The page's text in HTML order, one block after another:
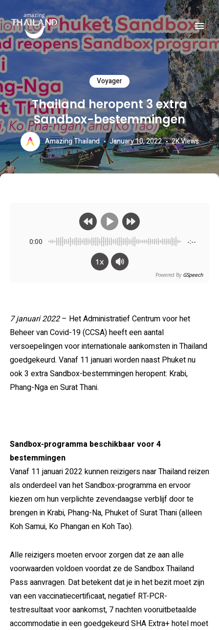
AMAZING THAILAND
Officiële website van de Toeristische Autoriteit van Thailand.
Voyager
Thailand heropent 3 extra
Sandbox-bestemmingen
Amazing Thailand January 10, 2022 2KViews
0:00 -:--
1x
Powered By GSpeech
7 januari 2022– Het Administratief Centrum voor het
Beheer van Covid-19 (CCSA) heeft een aantal
versoepelingen voor internationale aankomsten in Thailand
goedgekeurd. Vanaf 11 januari worden naast Phuket nu
ook 3 extra Sandbox-bestemmingen heropent: Krabi,
Phang-Nga en Surat Thani.
Sandbox-programma beschikbaar voor 4
bestemmingen
Vanaf 11 januari 2022 kunnen reizigers naar Thailand reizen
als onderdeel van het Sandbox-programma en ervoor
kiezen om hun verplichte zevendaagse verblijf door te
brengen in Krabi, Phang-Na, Phuket of Surat Thani (alleen
Koh Samui, Ko Phangan en Koh Tao).
Alle reizigers moeten ervoor zorgen dat ze aan alle
voorwaarden voldoen voordat ze de Sandbox Thailand
Pass aanvragen. Dat betekent dat je in het bezit moet zijn
van een vaccinatiecertificaat, negatief RT-PCR-
testresultaat voor aankomst, 7 nachten vooruitbetaalde
accommodatie in een goedgekeurd SHA Extra+ hotel moet